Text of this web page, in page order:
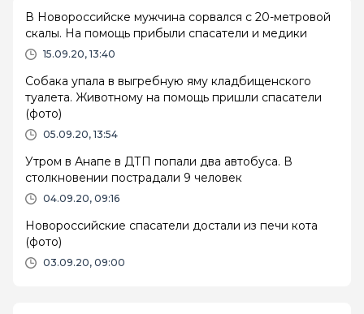
В Новороссийске мужчина сорвался с 20-метровой
скалы. На помощь прибыли спасатели и медики
15.09.20, 13:40
Собака упала в выгребную яму кладбищенского
туалета. Животному на помощь пришли спасатели
(фото)
05.09.20, 13:54
Утром в Анапе в ДТП попали два автобуса. В
столкновении пострадали 9 человек
04.09.20, 09:16
Новороссийские спасатели достали из печи кота
(фото)
03.09.20, 09:00